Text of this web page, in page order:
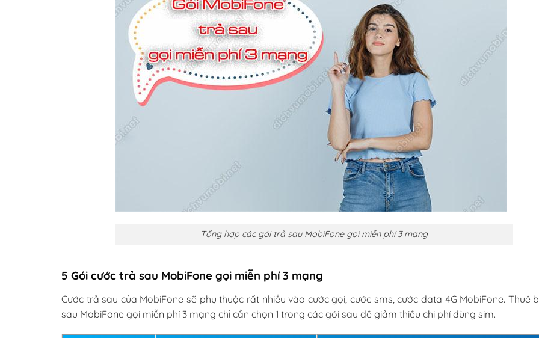
Tổng hợp các gói trả sau MobiFone gọi miễn phí 3 mạng
5 Gói cước trả sau MobiFone gọi miễn phí 3 mạng
Cước trả sau của MobiFone sẽ phụ thuộc rất nhiều vào cước gọi, cước sms, cước data 4G MobiFone. Thuê
sau MobiFone gọi miễn phí 3 mạng chỉ cần chọn 1 trong các gói sau để giảm thiểu chi phí dùng sim.